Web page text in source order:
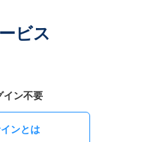
ビス
イン不要
ンとは